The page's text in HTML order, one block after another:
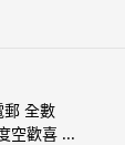
郵 全數
空歡喜 ...